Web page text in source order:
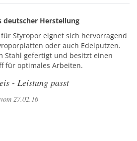
Herstellung
Styropor eignet sich hervorragend
oder auch Edelputzen.
Stahl gefertigt und besitzt einen
für optimales Arbeiten.
- Leistung passt
27.02.16